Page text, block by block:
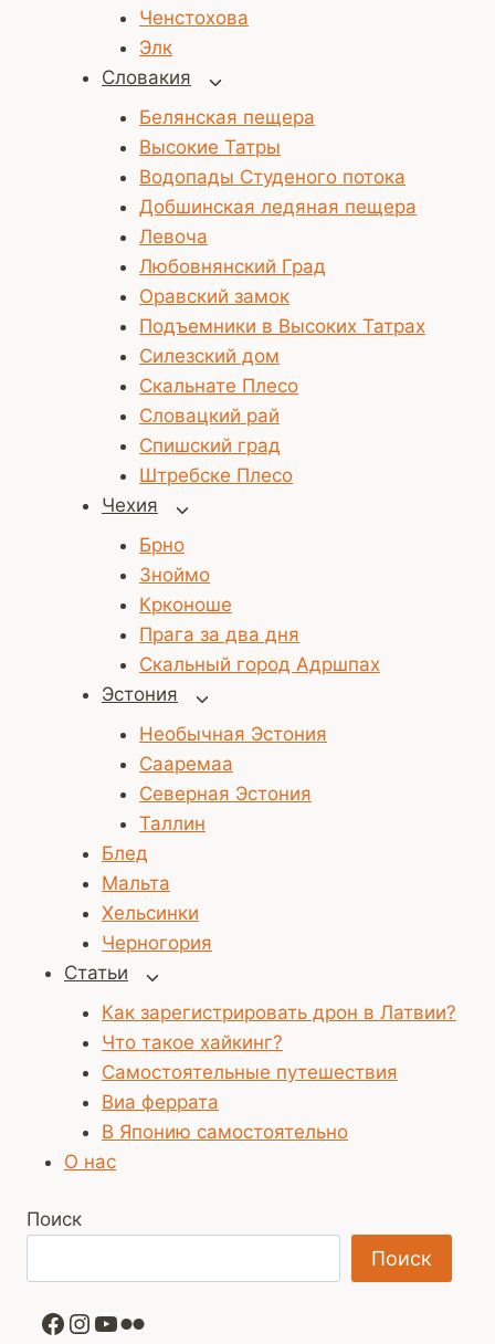
Ченстохова
Элк
Словакия
Переключить
меню
Белянская пещера
Высокие Татры
Водопады Студеного потока
Добшинская ледяная пещера
Левоча
Любовнянский Град
Оравский замок
Подъемники в Высоких Татрах
Силезский дом
Скальнате Плесо
Словацкий рай
Спишский град
Штребске Плесо
Чехия
Переключить
меню
Брно
Зноймо
Крконоше
Прага за два дня
Скальный город Адршпах
Эстония
Переключить
дочернее
меню
Необычная Эстония
Сааремаа
Северная Эстония
Таллин
Блед
Мальта
Хельсинки
Черногория
Статьи
Переключить
меню
Как зарегистрировать дрон в Латвии?
Что такое хайкинг?
Самостоятельные путешествия
Виа феррата
В Японию самостоятельно
О нас
Поиск
Поиск
Facebook
Instagram
YouTube
Flickr